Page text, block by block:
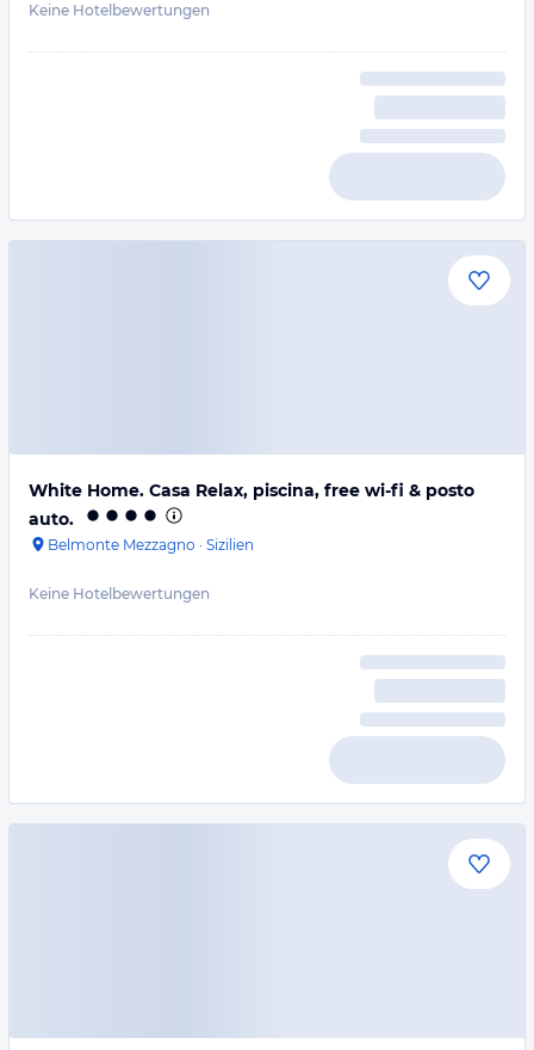
Keine Hotelbewertungen
White Home. Casa Relax, piscina, free wi-fi & posto
auto.
Belmonte Mezzagno · Sizilien
Keine Hotelbewertungen